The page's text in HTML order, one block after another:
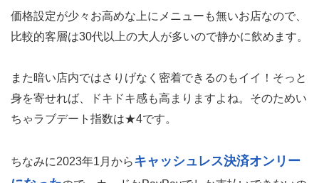
価格設定が少々お高めな上にメニューも無いお店なので、
比較的客層は30代以上の大人が多いので静かに飲めます。
また暗い店内ではさりげなく密着できるのもイイ！そっと
身を寄せれば、ドキドキ感も高まりますよね。そのためい
ちゃラブデート指数は★4です。
ちなみに2023年1月からキャッシュレス決済オンリー